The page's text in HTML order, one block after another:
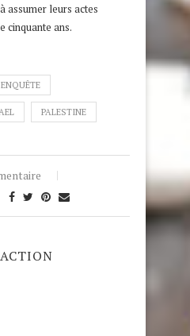
assumer leurs actes
cinquante ans.
ENQUÊTE
PALESTINE